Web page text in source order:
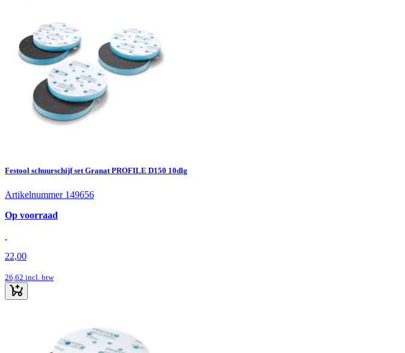
Festool schuurschijf set Granat PROFILE D150 10dlg
Artikelnummer 149656
Op voorraad
22,00
26,62 incl. btw